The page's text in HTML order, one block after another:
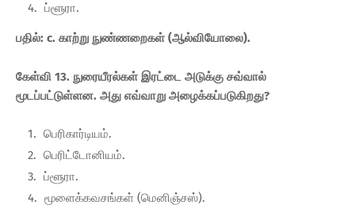
ப்ளூரா.
பதில்: c. காற்று நுண்ணறைகள் (ஆல்வியோலை).
கேள்வி 13. நுரையீரல்கள் இரட்டை அடுக்கு சவ்வால்
மூடப்பட்டுள்ளன. அது எவ்வாறு அழைக்கப்படுகிறது?
பெரிகார்டியம்.
பெரிட்டோனியம்.
ப்ளூரா.
மூளைக்கவசங்கள் (மெனிஞ்சஸ்).